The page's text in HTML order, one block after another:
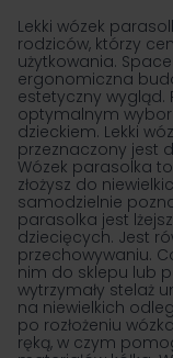
Lekki wózek
rodziców, którzy
użytkowania.
ergonomiczna
estetyczny wygląd.
optymalnym
dzieckiem. Lekki
przeznaczony jest
Wózek parasolka
złożysz do
samodzielnie
parasolka jest
dziecięcych. Jest
przechowywaniu.
nim do sklepu lub
wytrzymały stelaż
na niewielkich
po rozłożeniu
ręką, w czym